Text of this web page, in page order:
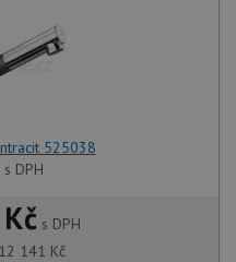
525038
s DPH
s DPH
12 141 Kč